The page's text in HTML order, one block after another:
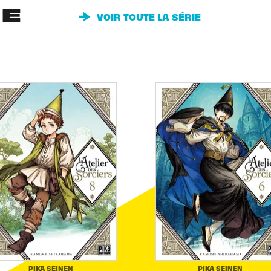
VOIR TOUTE LA SÉRIE
PIKA SEINEN PIKA SEINEN